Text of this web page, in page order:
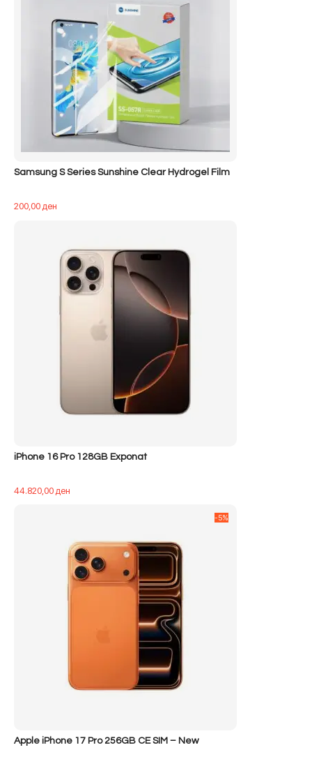
Samsung S Series Sunshine Clear Hydrogel Film
200,00ден
iPhone 16 Pro 128GB Exponat
44.820,00ден
Apple iPhone 17 Pro 256GB CE SIM – New
-5%